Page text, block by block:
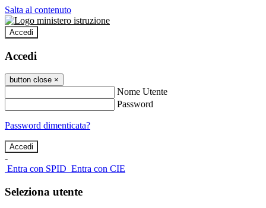
Salta al contenuto
Accedi
Accedi
button close ×
Nome Utente
Password
Password dimenticata?
-
Entra con SPID Entra con CIE
Seleziona utente